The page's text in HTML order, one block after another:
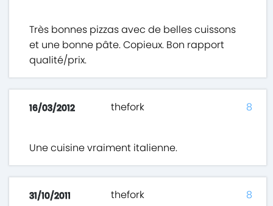
Très bonnes pizzas avec de belles cuissons
et une bonne pâte. Copieux. Bon rapport
qualité/prix.
16/03/2012 thefork
Une cuisine vraiment italienne.
8
31/10/2011 thefork 8